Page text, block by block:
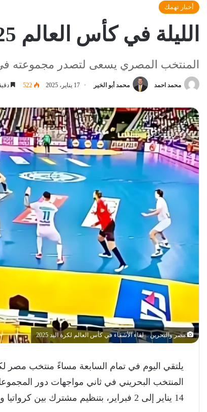
أخبار تهمك
الليلة في كأس العالم 2025 .. مصر تسعى للفوز الثاني أمام البحرين
المنتخب المصري يسعى لتصدر مجموعته في
محمد احمد محمد أبو الخير 17 يناير، 2025 522
مصر والبحرين .. لقاء الأشقاء في كأس العالم لكرة اليد 2025
يلتقي اليوم في تمام السابعة مساءً منتخب مصر
14 يناير إلى 2 فبراير، بتنظيم مشترك بين كرواتيا والدنمارك والنرويج.